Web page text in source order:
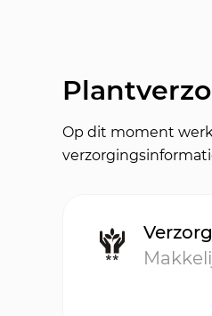
Op dit moment